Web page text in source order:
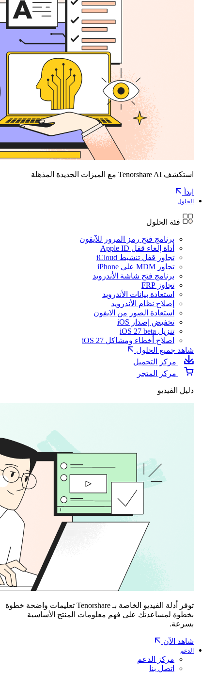
استكشف Tenorshare AI مع الميزات الجديدة المذهلة
ابدأ
الحلول
فئة الحلول
برنامج فتح رمز المرور للآيفون
أداة إلغاء قفل Apple ID
تجاوز قفل تنشيط iCloud
تجاوز MDM على iPhone
برنامج فتح شاشة الأندرويد
تجاوز FRP
استعادة بيانات الأندرويد
إصلاح نظام الأندرويد
استعادة الصور من الايفون
تخفيض إصدار iOS
تنزيل iOS 27 beta
اصلاح أخطاء ومشاكل iOS 27
شاهد جميع الحلول
مركز التحميل
مركز المتجر
دليل الفيديو
توفر أدلة الفيديو الخاصة بـ Tenorshare تعليمات واضحة خطوة
بخطوة لمساعدتك على فهم معلومات المنتج الأساسية
بسرعة.
شاهد الآن
الدعم
مركز الدعم
اتصل بنا